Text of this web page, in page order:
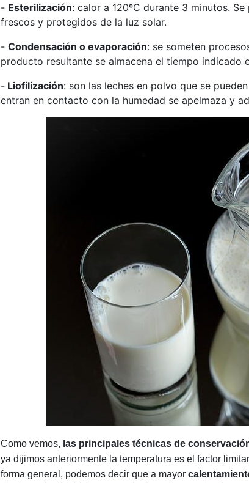
- Esterilización: calor a 120ºC durante 3 minutos.
frescos y protegidos de la luz solar.
- Condensación o evaporación: se someten
producto resultante se almacena el tiempo indicado
-Liofilización: son las leches en polvo que se
entran en contacto con la humedad se apelmaza y
Como vemos, las principales técnicas de
ya dijimos anteriormente la temperatura es el factor
forma general, podemos decir que a mayor